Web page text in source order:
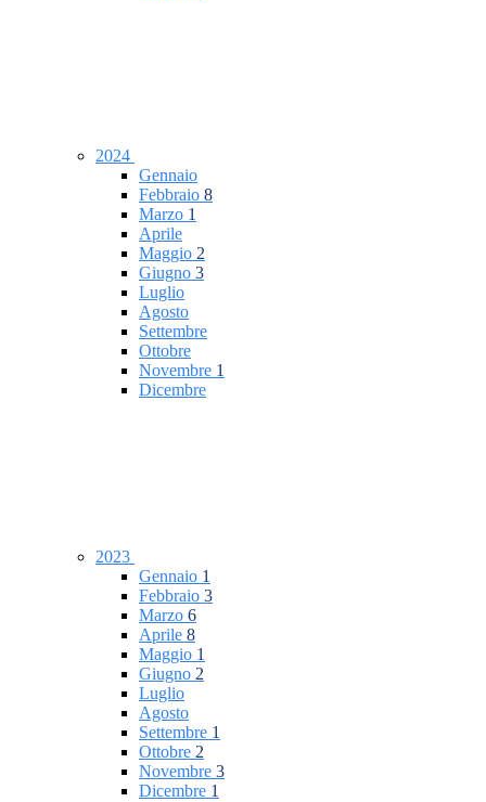
2024
Gennaio
Febbraio 8
Marzo 1
Aprile
Maggio 2
Giugno 3
Luglio
Agosto
Settembre
Ottobre
Novembre 1
Dicembre
2023
Gennaio 1
Febbraio 3
Marzo 6
Aprile 8
Maggio 1
Giugno 2
Luglio
Agosto
Settembre 1
Ottobre 2
Novembre 3
Dicembre 1